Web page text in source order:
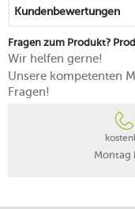
für ein
Kundenbewertungen
Fragen zum Produkt?
Wir helfen gerne!
Unsere kompetenten
Fragen!
Montag